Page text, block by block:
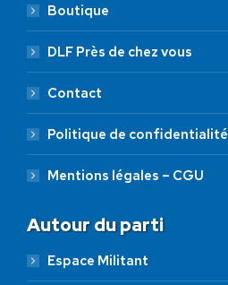
Boutique
DLF Près de chez vous
Contact
Politique de confidentialité
Mentions légales – CGU
Autour du parti
Espace Militant